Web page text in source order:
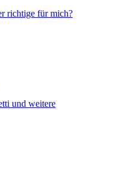
richtige für mich?
und weitere